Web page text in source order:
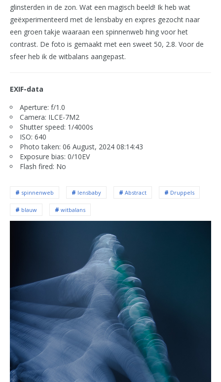
glinsterden in de zon. Wat een magisch beeld! Ik heb wat
geëxperimenteerd met de lensbaby en expres gezocht naar
een groen takje waaraan een spinnenweb hing voor het
contrast. De foto is gemaakt met een sweet 50, 2.8. Voor de
sfeer heb ik de witbalans aangepast.
EXIF-data
Aperture: f/1.0
Camera: ILCE-7M2
Shutter speed: 1/4000s
ISO: 640
Photo taken: 06 August, 2024 08:14:43
Exposure bias: 0/10EV
Flash fired: No
spinnenweb lensbaby Abstract Druppels
blauw witbalans